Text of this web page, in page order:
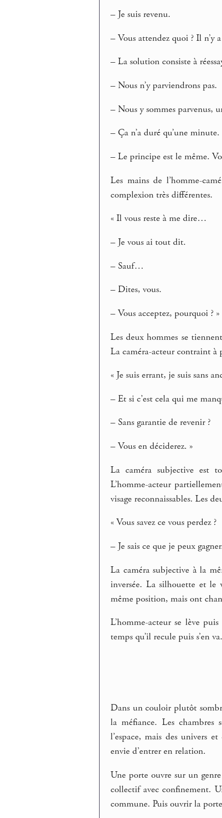
– Je suis revenu.
– Vous attendez quoi ? Il n’y
– La solution consiste à
– Nous n’y parviendrons pas.
– Nous y sommes parvenus,
– Ça n’a duré qu’une minute.
– Le principe est le même.
Les mains de l’homme-
complexion très différentes.
« Il vous reste à me dire…
– Je vous ai tout dit.
– Sauf…
– Dites, vous.
– Vous acceptez, pourquoi ? »
Les deux hommes se
La caméra-acteur contraint à
« Je suis errant, je suis sans
– Et si c’est cela qui me
– Sans garantie de revenir ?
– Vous en déciderez. »
La caméra subjective est
L’homme-acteur
visage reconnaissables. Les
« Vous savez ce vous perdez ?
– Je sais ce que je peux
La caméra subjective à la
inversée. La silhouette et le
même position, mais ont
L’homme-acteur se lève
temps qu’il recule puis s’en
Dans un couloir plutôt
la méfiance. Les
l’espace, mais des univers
envie d’entrer en relation.
Une porte ouvre sur un
collectif avec confinement.
commune. Puis ouvrir la